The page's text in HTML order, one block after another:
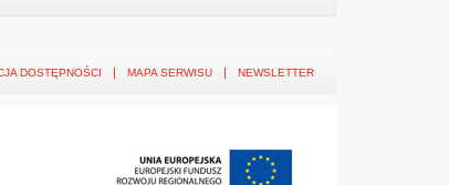
DOSTĘPNOŚCI MAPA SERWISU NEWSLETTER